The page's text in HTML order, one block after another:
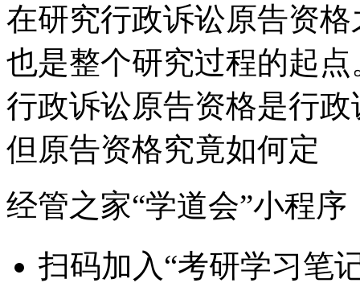
在研究行政诉讼原告资
也是整个研究过程的起点
行政诉讼原告资格是行
但原告资格究竟如何定
经管之家“学道会”小程序
扫码加入“考研学习笔